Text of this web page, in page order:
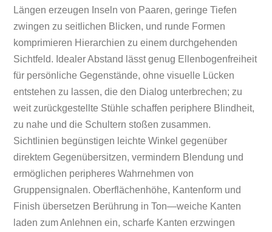
Längen erzeugen Inseln von Paaren, geringe Tiefen
zwingen zu seitlichen Blicken, und runde Formen
komprimieren Hierarchien zu einem durchgehenden
Sichtfeld. Idealer Abstand lässt genug Ellenbogenfreiheit
für persönliche Gegenstände, ohne visuelle Lücken
entstehen zu lassen, die den Dialog unterbrechen; zu
weit zurückgestellte Stühle schaffen periphere Blindheit,
zu nahe und die Schultern stoßen zusammen.
Sichtlinien begünstigen leichte Winkel gegenüber
direktem Gegenübersitzen, vermindern Blendung und
ermöglichen peripheres Wahrnehmen von
Gruppensignalen. Oberflächenhöhe, Kantenform und
Finish übersetzen Berührung in Ton—weiche Kanten
laden zum Anlehnen ein, scharfe Kanten erzwingen